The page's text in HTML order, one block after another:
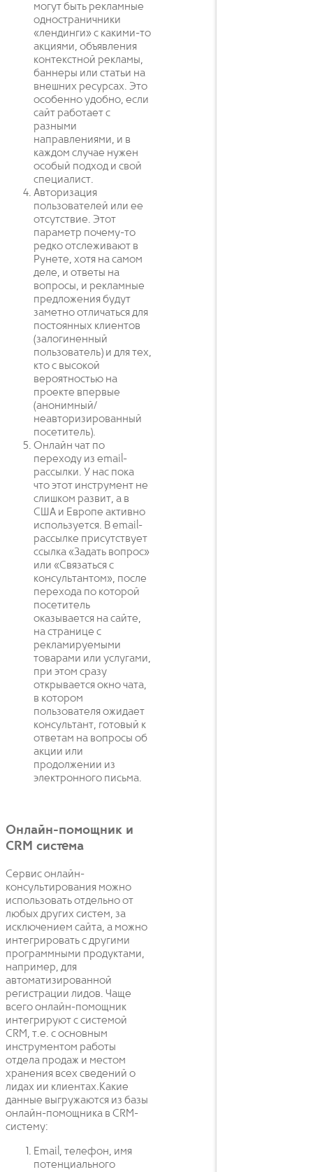
могут быть рекламные
одностраничники
«лендинги» с какими-то
акциями, объявления
контекстной рекламы,
баннеры или статьи на
внешних ресурсах. Это
особенно удобно, если
сайт работает с
разными
направлениями, и в
каждом случае нужен
особый подход и свой
специалист.
Авторизация
пользователей или ее
отсутствие. Этот
параметр почему-то
редко отслеживают в
Рунете, хотя на самом
деле, и ответы на
вопросы, и рекламные
предложения будут
заметно отличаться для
постоянных клиентов
(залогиненный
пользователь) и для тех,
кто с высокой
вероятностью на
проекте впервые
(анонимный/
неавторизированный
посетитель).
Онлайн чат по
переходу из email-
рассылки. У нас пока
что этот инструмент не
слишком развит, а в
США и Европе активно
используется. В email-
рассылке присутствует
ссылка «Задать вопрос»
или «Связаться с
консультантом», после
перехода по которой
посетитель
оказывается на сайте,
на странице с
рекламируемыми
товарами или услугами,
при этом сразу
открывается окно чата,
в котором
пользователя ожидает
консультант, готовый к
ответам на вопросы об
акции или
продолжении из
электронного письма.
Онлайн-помощник и
CRM система
Сервис онлайн-
консультирования можно
использовать отдельно от
любых других систем, за
исключением сайта, а можно
интегрировать с другими
программными продуктами,
например, для
автоматизированной
регистрации лидов. Чаще
всего онлайн-помощник
интегрируют с системой
CRM, т.е. с основным
инструментом работы
отдела продаж и местом
хранения всех сведений о
лидах ии клиентах.Какие
данные выгружаются из базы
онлайн-помощника в CRM-
систему:
Email, телефон, имя
потенциального